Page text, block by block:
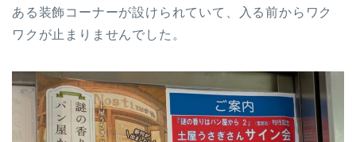
ある装飾コーナーが設けられていて、入る前からワク
ワクが止まりませんでした。